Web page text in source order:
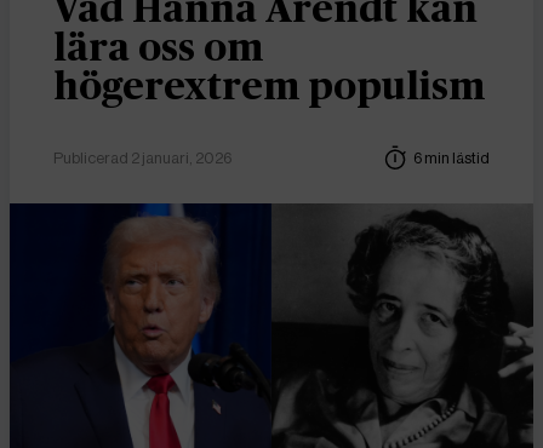
Vad Hanna Arendt kan
lära oss om
högerextrem populism
Publicerad 2 januari, 2026 6 min lästid